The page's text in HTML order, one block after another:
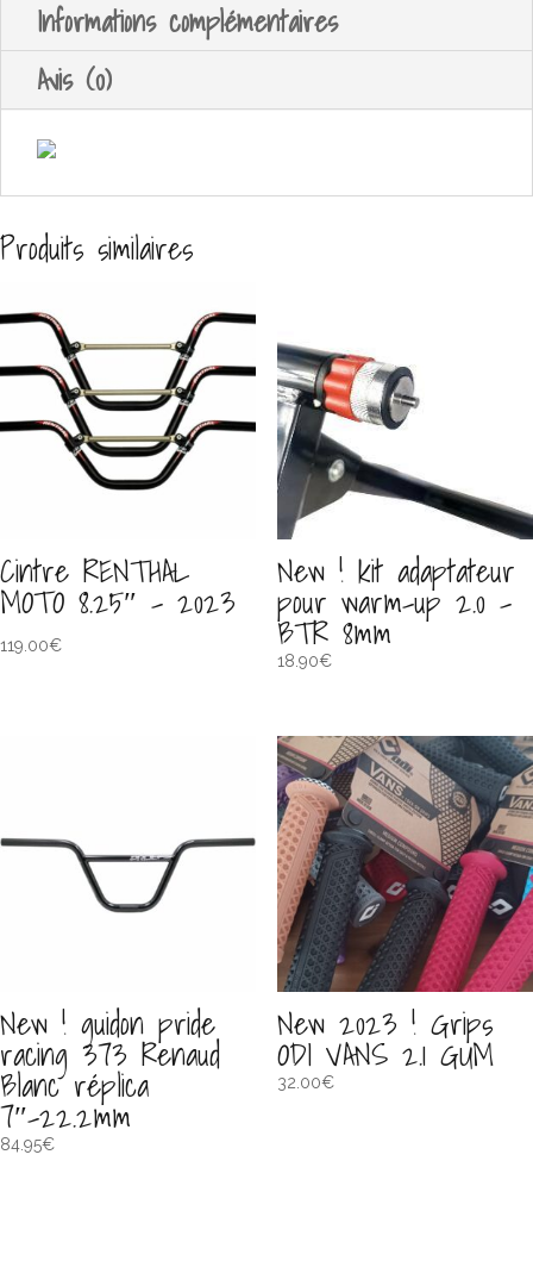
Informations complémentaires
Avis (0)
Produits similaires
Cintre RENTHAL
MOTO 8.25″ – 2023
119.00€
New ! kit adaptateur
pour warm-up 2.0 –
BTR 8mm
18.90€
New ! guidon pride
racing 373 Renaud
Blanc réplica
7″-22.2mm
84.95€
New 2023 ! Grips
ODI VANS 2.1 GUM
32.00€